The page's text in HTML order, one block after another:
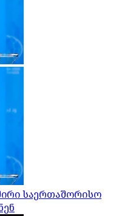
საერთაშორისო